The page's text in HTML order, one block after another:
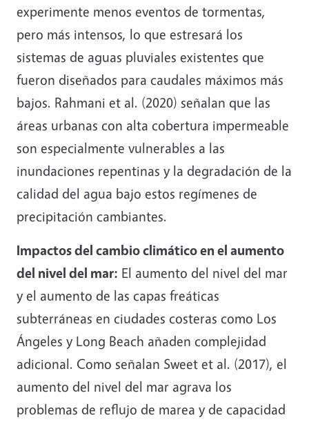
experimente menos eventos de tormentas,
pero más intensos, lo que estresará los
sistemas de aguas pluviales existentes que
fueron diseñados para caudales máximos más
bajos. Rahmani et al. (2020) señalan que las
áreas urbanas con alta cobertura impermeable
son especialmente vulnerables a las
inundaciones repentinas y la degradación de la
calidad del agua bajo estos regímenes de
precipitación cambiantes.
Impactos del cambio climático en el aumento
del nivel del mar: El aumento del nivel del mar
y el aumento de las capas freáticas
subterráneas en ciudades costeras como Los
Ángeles y Long Beach añaden complejidad
adicional. Como señalan Sweet et al. (2017), el
aumento del nivel del mar agrava los
problemas de reflujo de marea y de capacidad